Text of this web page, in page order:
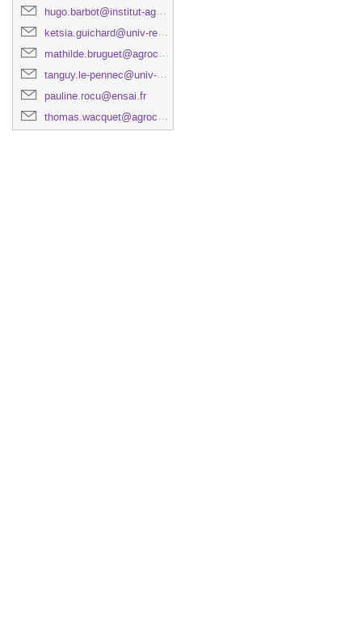
hugo.barbot@institut-agro.fr
ketsia.guichard@univ-rennes.fr
mathilde.bruguet@agrocampus-ouest.fr
tanguy.le-pennec@univ-rennes2.fr
pauline.rocu@ensai.fr
thomas.wacquet@agrocampus-ouest.fr